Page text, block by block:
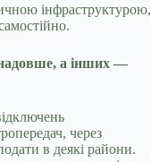
інфраструктурою,
а інших —
через
в деякі райони.